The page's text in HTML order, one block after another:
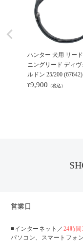
ハンター 犬用 リー
ニングリード ディヴ
ルドン 25/200 (67642)
¥9,900 （税込）
営業日
■インターネット／ 24時
パソコン、スマートフォ